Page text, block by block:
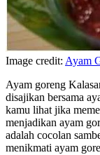
Image credit: Ayam
Ayam goreng
disajikan bersama
kamu lihat jika
menjadikan ayam
adalah cocolan
menikmati ayam